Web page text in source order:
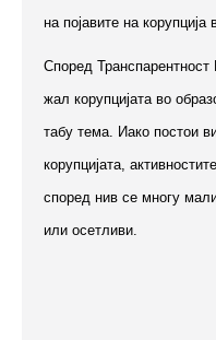
на појавите на корупција
Според Транспарентност
жал корупцијата во
табу тема. Иако постои
корупцијата,
според нив се многу
или осетливи.